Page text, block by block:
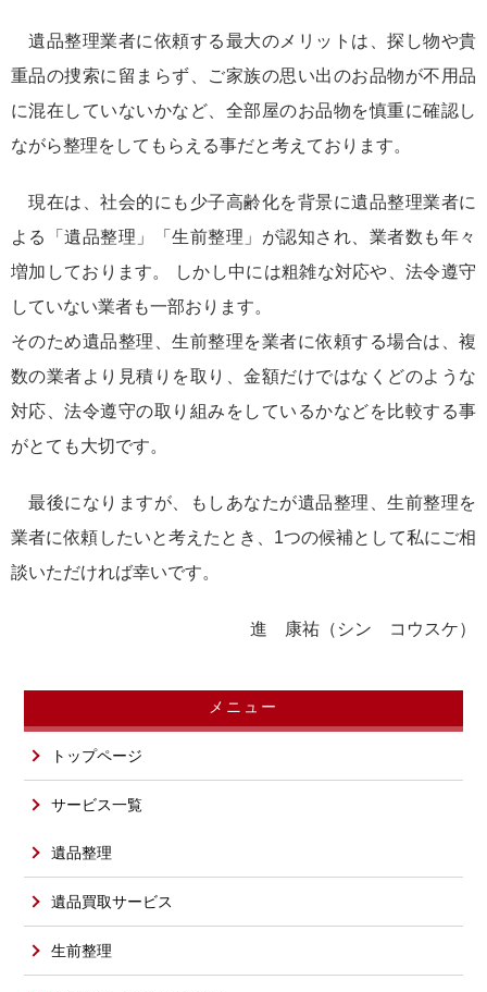
遺品整理業者に依頼する最大のメリットは、探し物や貴
重品の捜索に留まらず、ご家族の思い出のお品物が不用品
に混在していないかなど、全部屋のお品物を慎重に確認し
ながら整理をしてもらえる事だと考えております。
現在は、社会的にも少子高齢化を背景に遺品整理業者に
よる「遺品整理」「生前整理」が認知され、業者数も年々
増加しております。 しかし中には粗雑な対応や、法令遵守
していない業者も一部おります。
そのため遺品整理、生前整理を業者に依頼する場合は、複
数の業者より見積りを取り、金額だけではなくどのような
対応、法令遵守の取り組みをしているかなどを比較する事
がとても大切です。
最後になりますが、もしあなたが遺品整理、生前整理を
業者に依頼したいと考えたとき、1つの候補として私にご相
談いただければ幸いです。
進 康祐（シン コウスケ）
メニュー
トップページ
サービス一覧
遺品整理
遺品買取サービス
生前整理